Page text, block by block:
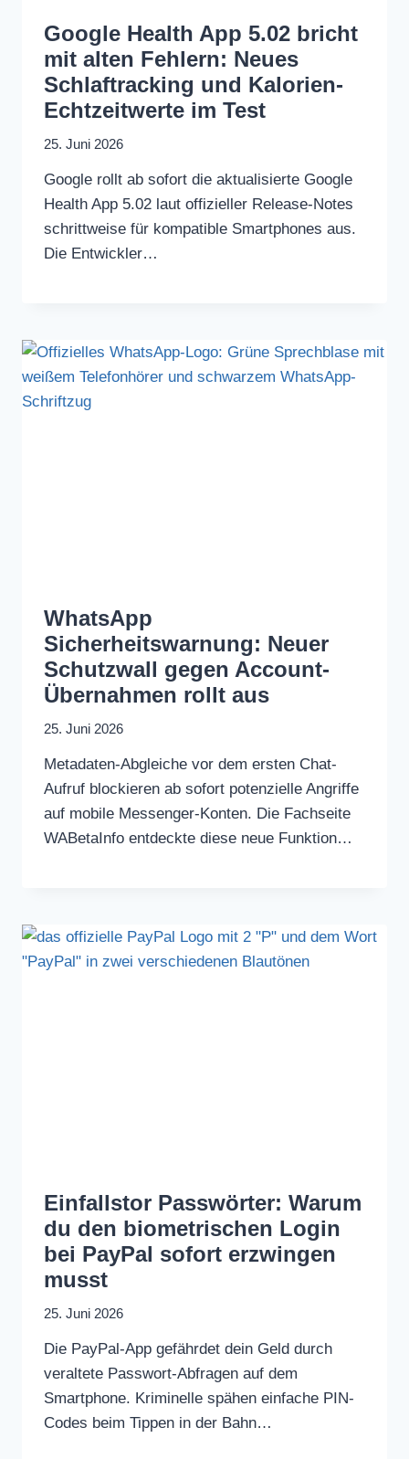
Google Health App 5.02 bricht
mit alten Fehlern: Neues
Schlaftracking und Kalorien-
Echtzeitwerte im Test
25. Juni 2026
Google rollt ab sofort die aktualisierte Google
Health App 5.02 laut offizieller Release-Notes
schrittweise für kompatible Smartphones aus.
Die Entwickler…
WhatsApp
Sicherheitswarnung: Neuer
Schutzwall gegen Account-
Übernahmen rollt aus
25. Juni 2026
Metadaten-Abgleiche vor dem ersten Chat-
Aufruf blockieren ab sofort potenzielle Angriffe
auf mobile Messenger-Konten. Die Fachseite
WABetaInfo entdeckte diese neue Funktion…
Einfallstor Passwörter: Warum
du den biometrischen Login
bei PayPal sofort erzwingen
musst
25. Juni 2026
Die PayPal-App gefährdet dein Geld durch
veraltete Passwort-Abfragen auf dem
Smartphone. Kriminelle spähen einfache PIN-
Codes beim Tippen in der Bahn…